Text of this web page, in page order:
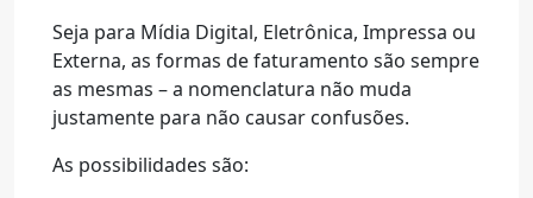
Seja para Mídia Digital, Eletrônica, Impressa ou
Externa, as formas de faturamento são sempre
as mesmas – a nomenclatura não muda
justamente para não causar confusões.
As possibilidades são: